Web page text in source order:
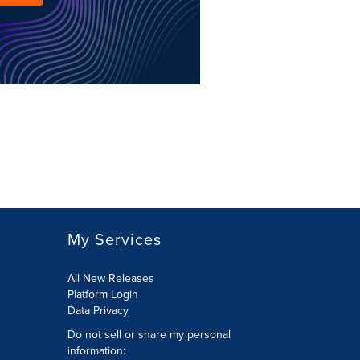
My Services
All New Releases
Platform Login
Data Privacy
Do not sell or share my personal
information: